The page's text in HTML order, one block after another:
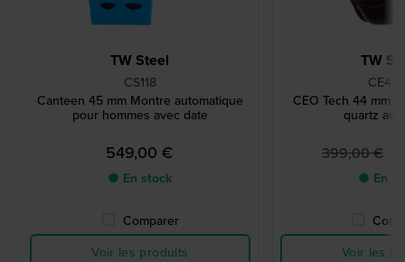
TW Steel
CS118
Canteen 45 mm Montre automatique
pour hommes avec date
549,00 €
● En stock
Comparer
Voir les produits
TW
CEO Tech 44 mm
quartz
399,00 €
● En
Voir les